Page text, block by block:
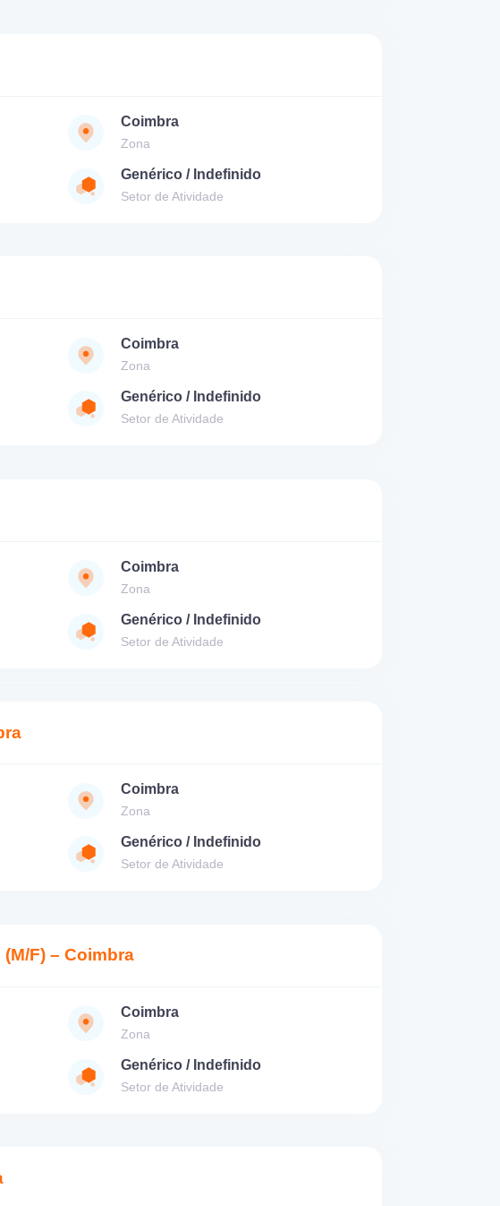
Coimbra
Zona
Genérico / Indefinido
Setor de Atividade
Coimbra
Zona
Genérico / Indefinido
Setor de Atividade
Coimbra
Zona
Genérico / Indefinido
Setor de Atividade
Coimbra
Zona
Genérico / Indefinido
Setor de Atividade
F) – Coimbra
Coimbra
Zona
Genérico / Indefinido
Setor de Atividade